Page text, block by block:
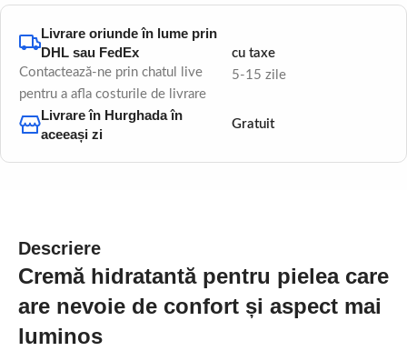
Livrare oriunde în lume prin
DHL sau FedEx
Contactează-ne prin chatul live
pentru a afla costurile de livrare
5-15 zile
cu taxe
Livrare în Hurghada în
aceeași zi
Gratuit
Descriere
Cremă hidratantă pentru pielea care
are nevoie de confort și aspect mai
luminos